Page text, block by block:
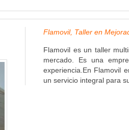
Flamovil, Taller en
Flamovil es un taller
mercado. Es una
experiencia.En Flamovil
un servicio integral para